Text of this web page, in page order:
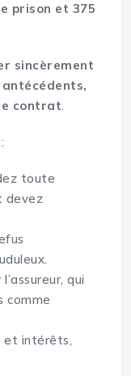
prison et 375
sincèrement
contrat.
toute
devez
qui
comme
et intérêts,